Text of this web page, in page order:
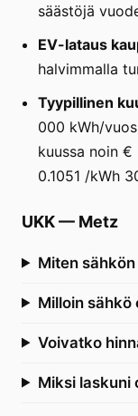
säästöjä
EV-lataus
halvimmalla
Tyypillinen
000 kWh/
kuussa noin
0.1051 /kWh
UKK— Metz
Miten
Milloin sähkö
Voivatko
Miksi laskuni